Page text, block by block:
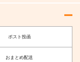
ポスト投函
おまとめ配送